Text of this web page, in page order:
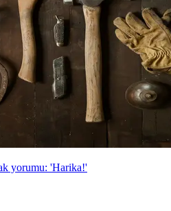
yorumu: 'Harika!'